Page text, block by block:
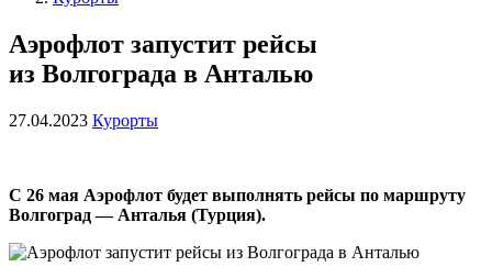
Аэрофлот запустит рейсы
из Волгограда в Анталью
27.04.2023 Курорты
С 26 мая Аэрофлот будет выполнять рейсы по маршруту
Волгоград — Анталья (Турция).